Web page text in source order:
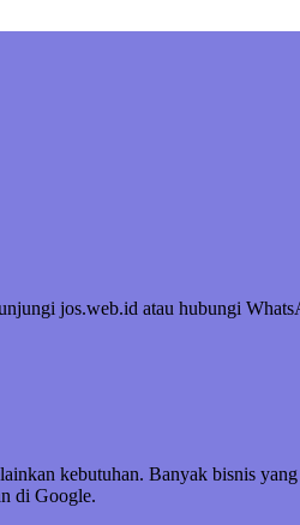
jos.web.id atau hubungi
kebutuhan. Banyak bisnis
di Google.